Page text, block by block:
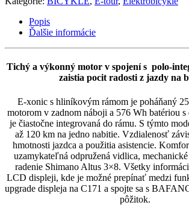
Popis
Ďalšie informácie
Tichý a výkonný motor v spojení s polo-
zaistia pocit radosti z jazdy na
E-xonic s hliníkovým rámom je poháňaný
motorom v zadnom náboji a 576 Wh batériou
je čiastočne integrovaná do rámu. S týmto
až 120 km na jedno nabitie. Vzdialenosť
hmotnosti jazdca a použitia asistencie.
uzamykateľná odpružená vidlica,
radenie Shimano Altus 3×8. Všetky
LCD displeji, kde je možné prepínať medzi
upgrade displeja na C171 a spojte sa s
pôžitok.